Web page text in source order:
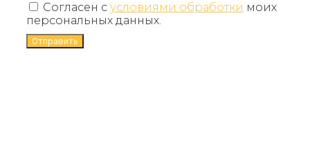
Согласен с условиями обработки моих
персональных данных.
Отправить